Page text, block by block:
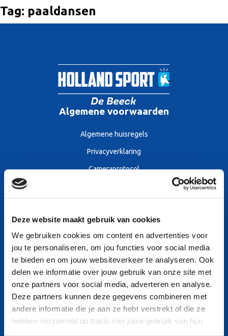
Deze website maakt gebruik van cookies
We gebruiken cookies om content en advertenties voor
jou te personaliseren, om jou functies voor social media
te bieden en om jouw websiteverkeer te analyseren. Ook
delen we informatie over jouw gebruik van onze site met
onze partners voor social media, adverteren en analyse.
Deze partners kunnen deze gegevens combineren met
andere informatie die je aan ze hebt verstrekt of die ze
hebben verzameld op basis van jouw gebruik van hun
Tag: paaldansen
Algemene voorwaarden
Algemene huisregels
Privacyverklaring
Cameraprotocol
Sitemap
Openingstijden
Tarieven
Contact
Aquasport
Banenzwemmen